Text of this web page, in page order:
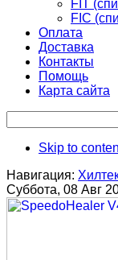
FIT
FIC
Оплата
Доставка
Контакты
Помощь
Карта сайта
Skip to
Навигация:
Суббота, 08 Авг